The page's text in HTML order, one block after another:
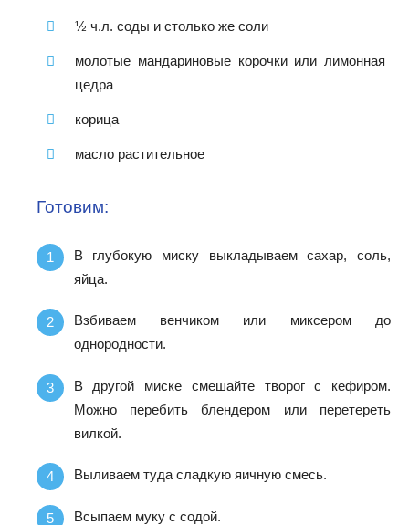
½ ч.л. соды и столько же соли
молотые мандариновые корочки или лимонная
цедра
корица
масло растительное
Готовим:
В глубокую миску выкладываем сахар, соль,
яйца.
Взбиваем венчиком или миксером до
однородности.
В другой миске смешайте творог с кефиром.
Можно перебить блендером или перетереть
вилкой.
Выливаем туда сладкую яичную смесь.
Всыпаем муку с содой.